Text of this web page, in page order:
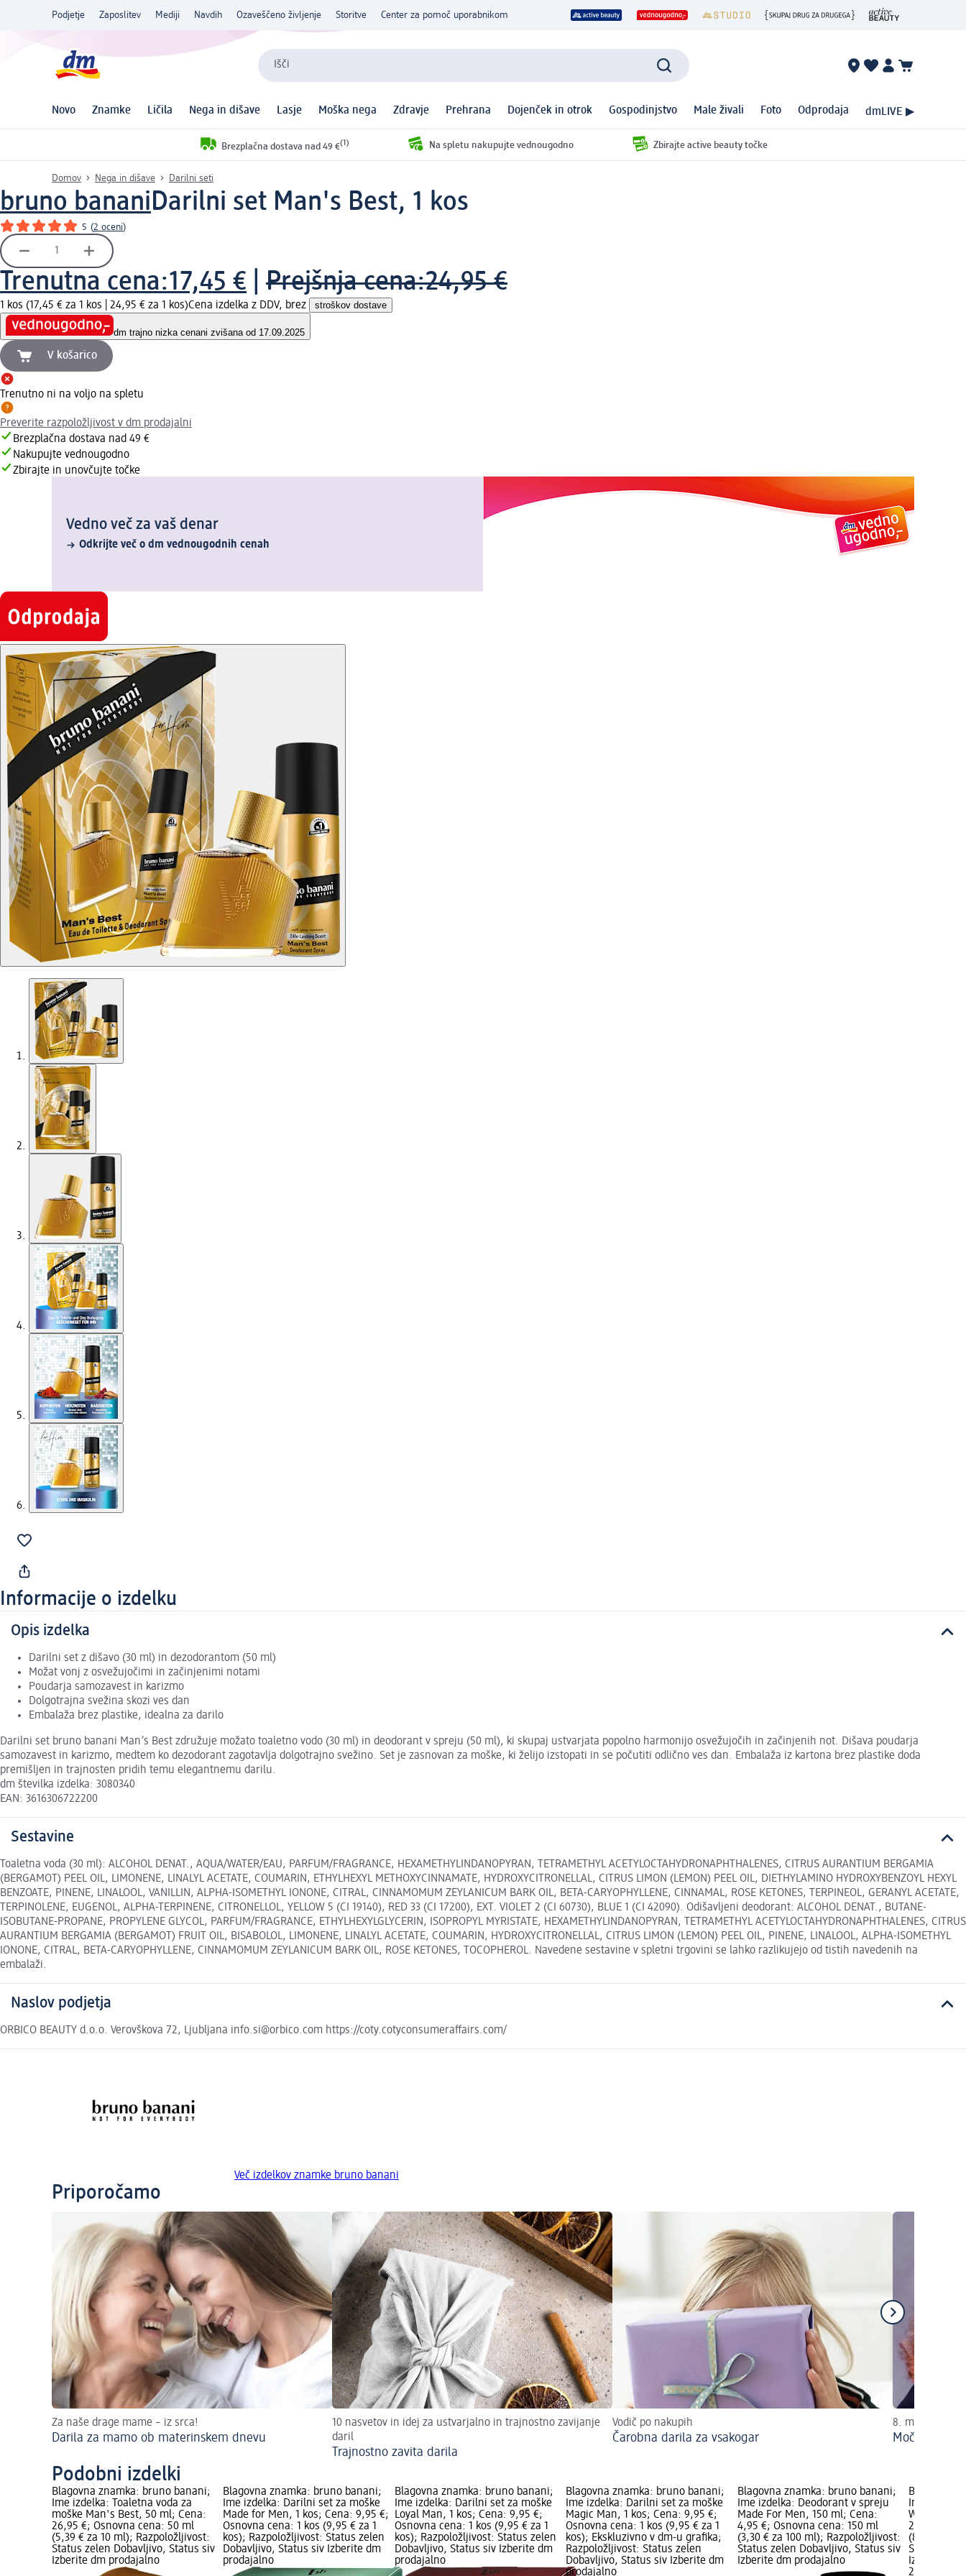
Podjetje Zaposlitev Mediji Navdih Ozaveščeno življenje Storitve Center za pomoč uporabnikom
Išči
Novo Znamke Ličila Nega in dišave Lasje Moška nega Zdravje Prehrana Dojenček in otrok Gospodinjstvo Male živali Foto Odprodaja dmLIVE ▶
Brezplačna dostava nad 49 €(1) Na spletu nakupujte vednougodno Zbirajte active beauty točke
Domov Nega in dišave Darilni seti
bruno bananiDarilni set Man's Best, 1 kos
5 (2 oceni)
Trenutna cena:17,45 € Prejšnja cena:24,95 €
1 kos (17,45 € za 1 kos | 24,95 € za 1 kos)Cena izdelka z DDV, brez stroškov dostave
dm trajno nizka cenani zvišana od 17.09.2025
V košarico
Trenutno ni na voljo na spletu
Preverite razpoložljivost v dm prodajalni
Brezplačna dostava nad 49 €
Nakupujte vednougodno
Zbirajte in unovčujte točke
Vedno več za vaš denar
Odkrijte več o dm vednougodnih cenah
Informacije o izdelku
Opis izdelka
Darilni set z dišavo (30 ml) in dezodorantom (50 ml)
Možat vonj z osvežujočimi in začinjenimi notami
Poudarja samozavest in karizmo
Dolgotrajna svežina skozi ves dan
Embalaža brez plastike, idealna za darilo
Darilni set bruno banani Man’s Best združuje možato toaletno vodo (30 ml) in deodorant v spreju (50 ml), ki skupaj ustvarjata popolno harmonijo osvežujočih in začinjenih not. Dišava poudarja
samozavest in karizmo, medtem ko dezodorant zagotavlja dolgotrajno svežino. Set je zasnovan za moške, ki želijo izstopati in se počutiti odlično ves dan. Embalaža iz kartona brez plastike doda
premišljen in trajnosten pridih temu elegantnemu darilu.
dm številka izdelka: 3080340
EAN: 3616306722200
Sestavine
Toaletna voda (30 ml): ALCOHOL DENAT., AQUA/WATER/EAU, PARFUM/FRAGRANCE, HEXAMETHYLINDANOPYRAN, TETRAMETHYL ACETYLOCTAHYDRONAPHTHALENES, CITRUS AURANTIUM BERGAMIA
(BERGAMOT) PEEL OIL, LIMONENE, LINALYL ACETATE, COUMARIN, ETHYLHEXYL METHOXYCINNAMATE, HYDROXYCITRONELLAL, CITRUS LIMON (LEMON) PEEL OIL, DIETHYLAMINO HYDROXYBENZOYL HEXYL
BENZOATE, PINENE, LINALOOL, VANILLIN, ALPHA-ISOMETHYL IONONE, CITRAL, CINNAMOMUM ZEYLANICUM BARK OIL, BETA-CARYOPHYLLENE, CINNAMAL, ROSE KETONES, TERPINEOL, GERANYL ACETATE,
TERPINOLENE, EUGENOL, ALPHA-TERPINENE, CITRONELLOL, YELLOW 5 (CI 19140), RED 33 (CI 17200), EXT. VIOLET 2 (CI 60730), BLUE 1 (CI 42090). Odišavljeni deodorant: ALCOHOL DENAT., BUTANE-
ISOBUTANE-PROPANE, PROPYLENE GLYCOL, PARFUM/FRAGRANCE, ETHYLHEXYLGLYCERIN, ISOPROPYL MYRISTATE, HEXAMETHYLINDANOPYRAN, TETRAMETHYL ACETYLOCTAHYDRONAPHTHALENES, CITRUS
AURANTIUM BERGAMIA (BERGAMOT) FRUIT OIL, BISABOLOL, LIMONENE, LINALYL ACETATE, COUMARIN, HYDROXYCITRONELLAL, CITRUS LIMON (LEMON) PEEL OIL, PINENE, LINALOOL, ALPHA-ISOMETHYL
IONONE, CITRAL, BETA-CARYOPHYLLENE, CINNAMOMUM ZEYLANICUM BARK OIL, ROSE KETONES, TOCOPHEROL. Navedene sestavine v spletni trgovini se lahko razlikujejo od tistih navedenih na
embalaži.
Naslov podjetja
ORBICO BEAUTY d.o.o. Verovškova 72, Ljubljana info.si@orbico.com https://coty.cotyconsumeraffairs.com/
Več izdelkov znamke bruno banani
Priporočamo
Za naše drage mame – iz srca!
Darila za mamo ob materinskem dnevu
10 nasvetov in idej za ustvarjalno in trajnostno zavijanje
daril
Trajnostno zavita darila
Vodič po nakupih
Čarobna darila za vsakogar
8. marec je
Moč,
Podobni izdelki
Blagovna znamka: bruno banani;
Ime izdelka: Toaletna voda za
moške Man's Best, 50 ml; Cena:
26,95 €; Osnovna cena: 50 ml
(5,39 € za 10 ml); Razpoložljivost:
Status zelen Dobavljivo, Status siv
Izberite dm prodajalno
Blagovna znamka: bruno banani;
Ime izdelka: Darilni set za moške
Made for Men, 1 kos; Cena: 9,95 €;
Osnovna cena: 1 kos (9,95 € za 1
kos); Razpoložljivost: Status zelen
Dobavljivo, Status siv Izberite dm
prodajalno
Blagovna znamka: bruno banani;
Ime izdelka: Darilni set za moške
Loyal Man, 1 kos; Cena: 9,95 €;
Osnovna cena: 1 kos (9,95 € za 1
kos); Razpoložljivost: Status zelen
Dobavljivo, Status siv Izberite dm
prodajalno
Blagovna znamka: bruno banani;
Ime izdelka: Darilni set za moške
Magic Man, 1 kos; Cena: 9,95 €;
Osnovna cena: 1 kos (9,95 € za 1
kos); Ekskluzivno v dm-u grafika;
Razpoložljivost: Status zelen
Dobavljivo, Status siv Izberite dm
prodajalno
Blagovna znamka: bruno banani;
Ime izdelka: Deodorant v spreju
Made For Men, 150 ml; Cena:
4,95 €; Osnovna cena: 150 ml
(3,30 € za 100 ml); Razpoložljivost:
Status zelen Dobavljivo, Status siv
Izberite dm prodajalno
Blagovna
Ime
Woman's
26,10 €;
(8,70 € za
Status
Izberite dm
26,10 €